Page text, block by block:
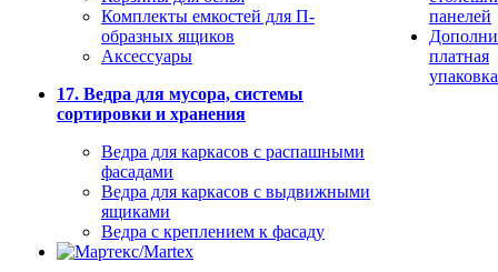
Комплекты емкостей для П-
образных ящиков
Аксессуары
17. Ведра для мусора, системы
сортировки и хранения
Ведра для каркасов с распашными
фасадами
Ведра для каркасов с выдвижными
ящиками
Ведра с креплением к фасаду
панелей
платная
упаковка